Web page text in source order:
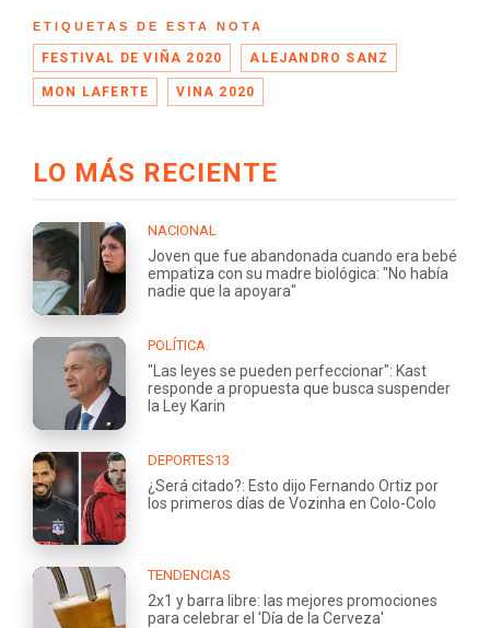
ETIQUETAS DE ESTA NOTA
FESTIVAL DE VIÑA 2020 ALEJANDRO SANZ
MON LAFERTE VINA 2020
LO MÁS RECIENTE
NACIONAL
Joven que fue abandonada cuando era bebé
empatiza con su madre biológica: "No había
nadie que la apoyara"
POLÍTICA
"Las leyes se pueden perfeccionar": Kast
responde a propuesta que busca suspender
la Ley Karin
DEPORTES13
¿Será citado?: Esto dijo Fernando Ortiz por
los primeros días de Vozinha en Colo-Colo
TENDENCIAS
2x1 y barra libre: las mejores promociones
para celebrar el 'Día de la Cerveza'